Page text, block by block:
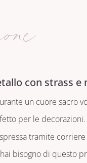
con strass
un cuore sacro
per le decorazioni.
tramite corriere
bisogno di questo